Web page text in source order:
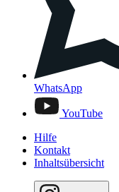
WhatsApp
YouTube
Hilfe
Kontakt
Inhaltsübersicht